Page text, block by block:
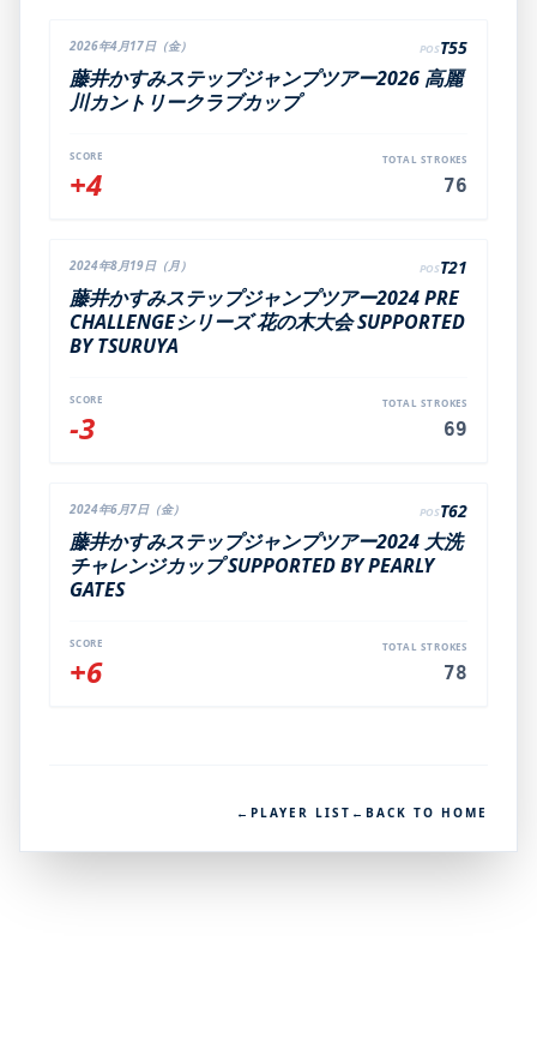
2026年4月17日（金） POST55
藤井かすみステップジャンプツアー2026 高麗
川カントリークラブカップ
SCORE
+4
TOTAL STROKES
76
2024年8月19日（月） POST21
藤井かすみステップジャンプツアー2024 PRE
CHALLENGEシリーズ 花の木大会 SUPPORTED
BY TSURUYA
SCORE
-3
TOTAL STROKES
69
2024年6月7日（金） POST62
藤井かすみステップジャンプツアー2024 大洗
チャレンジカップ SUPPORTED BY PEARLY
GATES
SCORE
+6
TOTAL STROKES
78
← PLAYER LIST ← BACK TO HOME